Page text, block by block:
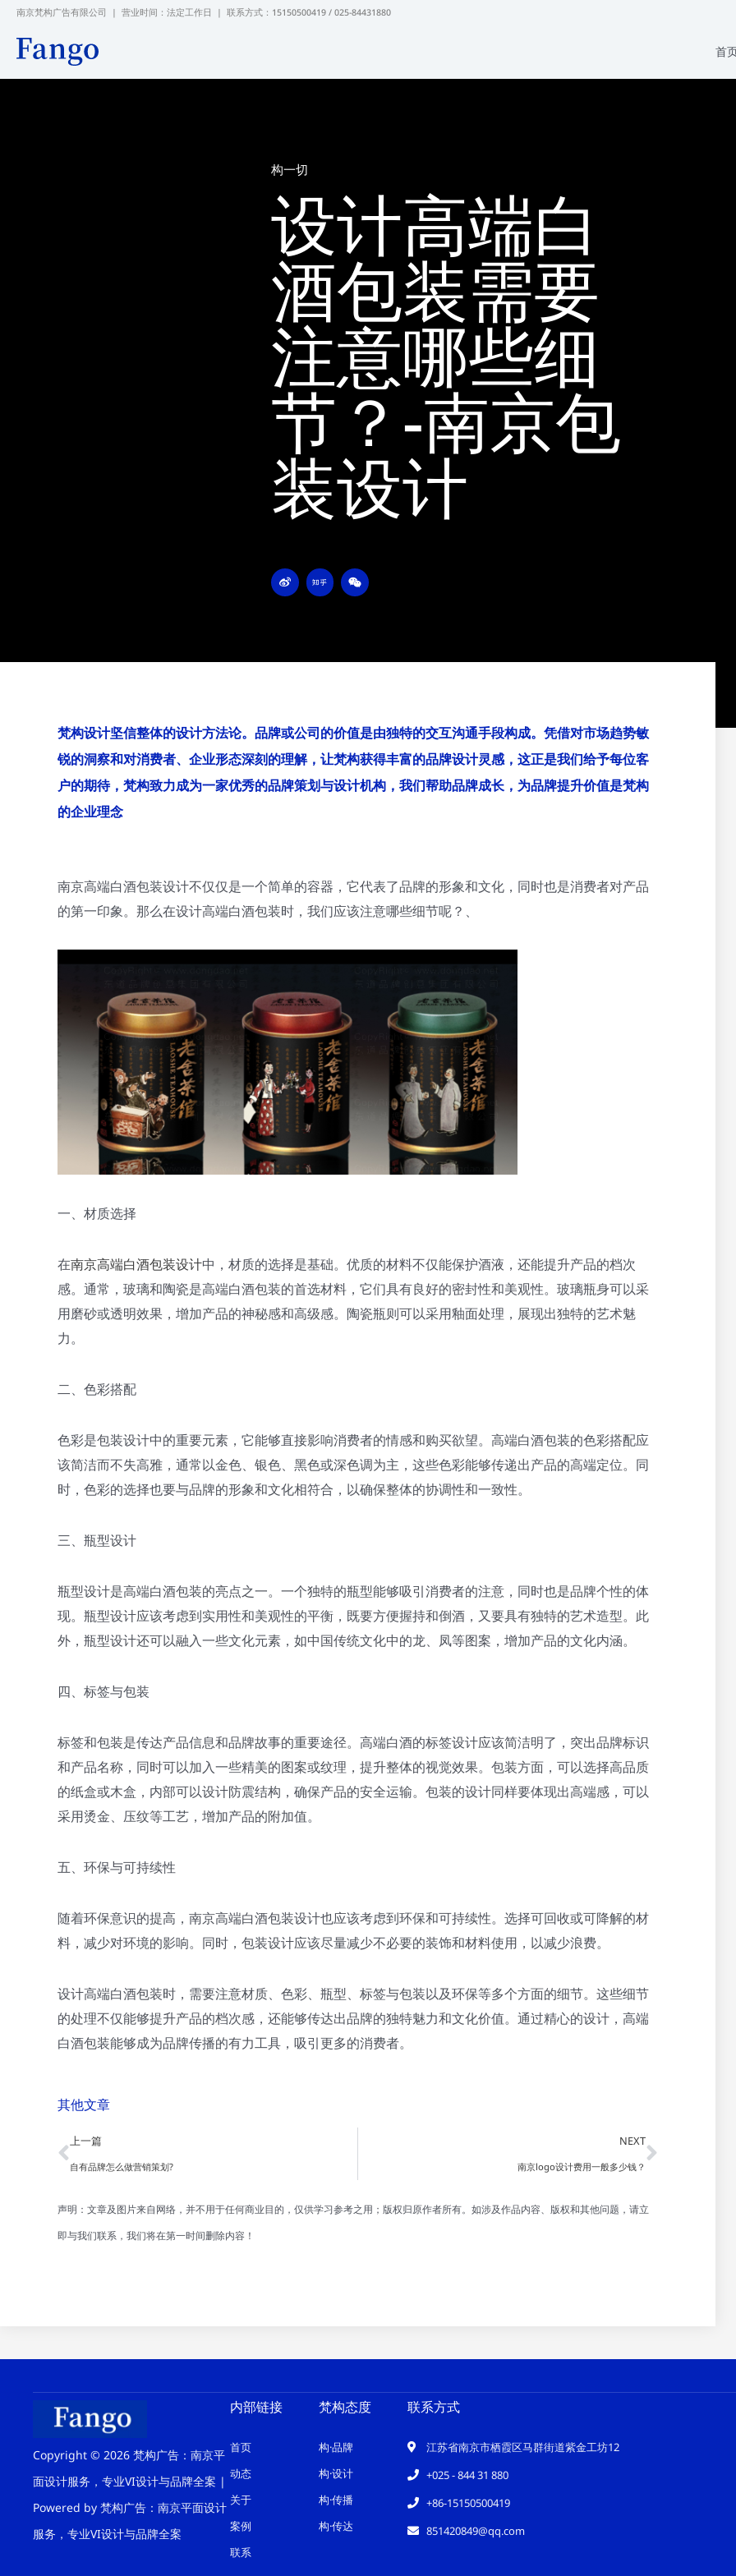
南京梵构广告有限公司 | 营业时间：法定工作日 | 联系方式：15150500419 / 025-84431880
首
构一切
设计高端白
酒包装需要
注意哪些细
节？-南京包
装设计
W
e
i
Z
h
i
W
e
i
梵构设计坚信整体的设计方法论。品牌或公司的价值是由独特的交互沟通手段构成。凭借对市场趋势敏
锐的洞察和对消费者、企业形态深刻的理解，让梵构获得丰富的品牌设计灵感，这正是我们给予每位客
户的期待，梵构致力成为一家优秀的品牌策划与设计机构，我们帮助品牌成长，为品牌提升价值是梵构
的企业理念
南京高端白酒包装设计不仅仅是一个简单的容器，它代表了品牌的形象和文化，同时也是消费者对产品
的第一印象。那么在设计高端白酒包装时，我们应该注意哪些细节呢？、
一、材质选择
在南京高端白酒包装设计中，材质的选择是基础。优质的材料不仅能保护酒液，还能提升产品的档次
感。通常，玻璃和陶瓷是高端白酒包装的首选材料，它们具有良好的密封性和美观性。玻璃瓶身可以采
用磨砂或透明效果，增加产品的神秘感和高级感。陶瓷瓶则可以采用釉面处理，展现出独特的艺术魅
力。
二、色彩搭配
色彩是包装设计中的重要元素，它能够直接影响消费者的情感和购买欲望。高端白酒包装的色彩搭配应
该简洁而不失高雅，通常以金色、银色、黑色或深色调为主，这些色彩能够传递出产品的高端定位。同
时，色彩的选择也要与品牌的形象和文化相符合，以确保整体的协调性和一致性。
三、瓶型设计
瓶型设计是高端白酒包装的亮点之一。一个独特的瓶型能够吸引消费者的注意，同时也是品牌个性的体
现。瓶型设计应该考虑到实用性和美观性的平衡，既要方便握持和倒酒，又要具有独特的艺术造型。此
外，瓶型设计还可以融入一些文化元素，如中国传统文化中的龙、凤等图案，增加产品的文化内涵。
四、标签与包装
标签和包装是传达产品信息和品牌故事的重要途径。高端白酒的标签设计应该简洁明了，突出品牌标识
和产品名称，同时可以加入一些精美的图案或纹理，提升整体的视觉效果。包装方面，可以选择高品质
的纸盒或木盒，内部可以设计防震结构，确保产品的安全运输。包装的设计同样要体现出高端感，可以
采用烫金、压纹等工艺，增加产品的附加值。
五、环保与可持续性
随着环保意识的提高，南京高端白酒包装设计也应该考虑到环保和可持续性。选择可回收或可降解的材
料，减少对环境的影响。同时，包装设计应该尽量减少不必要的装饰和材料使用，以减少浪费。
设计高端白酒包装时，需要注意材质、色彩、瓶型、标签与包装以及环保等多个方面的细节。这些细节
的处理不仅能够提升产品的档次感，还能够传达出品牌的独特魅力和文化价值。通过精心的设计，高端
白酒包装能够成为品牌传播的有力工具，吸引更多的消费者。
其他文章
Prev
上一篇
自有品牌怎么做营销策划?
NEXT
南京logo设计费用一般多少钱？
Next
声明：文章及图片来自网络，并不用于任何商业目的，仅供学习参考之用；版权归原作者所有。如涉及作品内容、版权和其他问题，请立
即与我们联系，我们将在第一时间删除内容！
Copyright © 2026 梵构广告：南京平
面设计服务，专业VI设计与品牌全案 |
Powered by 梵构广告：南京平面设计
服务，专业VI设计与品牌全案
内部链接
首页
动态
关于
案例
联系
梵构态度
构·品牌
构·设计
构·传播
构·传达
联系方式
江苏省南京市栖霞区马群街道紫金工坊12
+025 - 844 31 880
+86-15150500419
851420849@qq.com